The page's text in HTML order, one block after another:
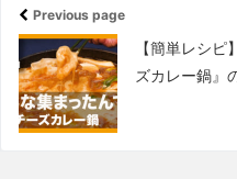
Previous page
【簡単レシ
ズカレー鍋』